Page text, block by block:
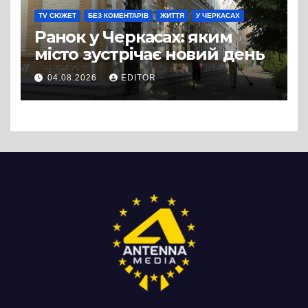
TV СЮЖЕТ БЕЗ КОМЕНТАРІВ ЖИТТЯ У ЧЕРКАСАХ
Ранок у Черкасах: яким
місто зустрічає новий день
04.08.2026 EDITOR